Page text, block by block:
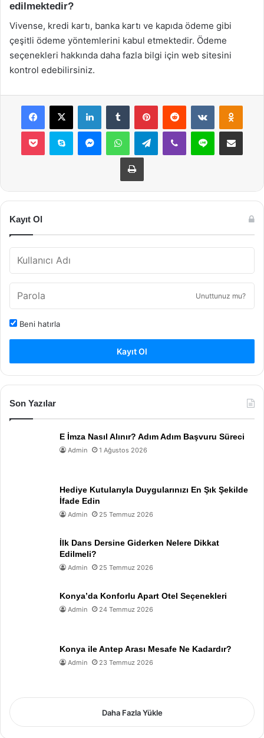
edilmektedir?
Vivense, kredi kartı, banka kartı ve kapıda ödeme gibi
çeşitli ödeme yöntemlerini kabul etmektedir. Ödeme
seçenekleri hakkında daha fazla bilgi için web sitesini
kontrol edebilirsiniz.
Facebook
X LinkedInTumblr PinterestReddit VKontakte
Pocket Skype MessengerWhatsAppTelegramViber Line E-Posta ile
Yazdır
Kayıt Ol
Unuttunuz mu?
Beni hatırla
Kayıt Ol
Son Yazılar
E İmza Nasıl Alınır? Adım Adım Başvuru Süreci
Admin 1 Ağustos 2026
Hediye Kutularıyla Duygularınızı En Şık Şekilde
İfade Edin
Admin 25 Temmuz 2026
İlk Dans Dersine Giderken Nelere Dikkat
Edilmeli?
Admin 25 Temmuz 2026
Konya’da Konforlu Apart Otel Seçenekleri
Admin 24 Temmuz 2026
Konya ile Antep Arası Mesafe Ne Kadardır?
Admin 23 Temmuz 2026
Daha Fazla Yükle